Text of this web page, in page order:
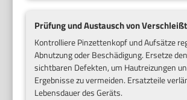
Prüfung und Austausch von
Kontrolliere Pinzettenkopf und Aufsätze
Abnutzung oder Beschädigung. Ersetze
sichtbaren Defekten, um Hautreizungen
Ergebnisse zu vermeiden. Ersatzteile
Lebensdauer des Geräts.